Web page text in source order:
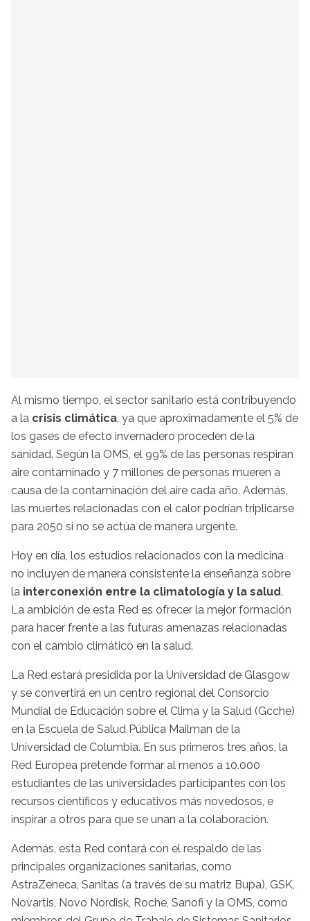
Al mismo tiempo, el sector sanitario está contribuyendo
a la crisis climática, ya que aproximadamente el 5% de
los gases de efecto invernadero proceden de la
sanidad. Según la OMS, el 99% de las personas respiran
aire contaminado y 7 millones de personas mueren a
causa de la contaminación del aire cada año. Además,
las muertes relacionadas con el calor podrían triplicarse
para 2050 si no se actúa de manera urgente.
Hoy en día, los estudios relacionados con la medicina
no incluyen de manera consistente la enseñanza sobre
la interconexión entre la climatología y la salud.
La ambición de esta Red es ofrecer la mejor formación
para hacer frente a las futuras amenazas relacionadas
con el cambio climático en la salud.
La Red estará presidida por la Universidad de Glasgow
y se convertirá en un centro regional del Consorcio
Mundial de Educación sobre el Clima y la Salud (Gcche)
en la Escuela de Salud Pública Mailman de la
Universidad de Columbia. En sus primeros tres años, la
Red Europea pretende formar al menos a 10.000
estudiantes de las universidades participantes con los
recursos científicos y educativos más novedosos, e
inspirar a otros para que se unan a la colaboración.
Además, esta Red contará con el respaldo de las
principales organizaciones sanitarias, como
AstraZeneca, Sanitas (a través de su matriz Bupa), GSK,
Novartis, Novo Nordisk, Roche, Sanofi y la OMS, como